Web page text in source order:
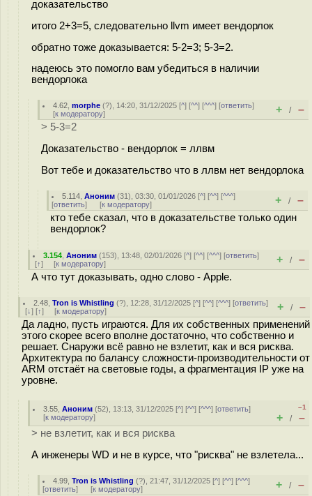
доказательство
итого 2+3=5, следовательно llvm имеет вендорлок
обратно тоже доказывается: 5-2=3; 5-3=2.
надеюсь это помогло вам убедиться в наличии
вендорлока
4.62 ,morphe (?), 14:20, 31/12/2025 [^] [^^] [^^^] [ответить]
[к модератору] + / –
> 5-3=2
Доказательство - вендорлок = ллвм
Вот тебе и доказательство что в ллвм нет вендорлока
5.114 ,Аноним (31), 03:30, 01/01/2026 [^] [^^] [^^^]
[ответить] [к модератору] + / –
кто тебе сказал, что в доказательстве только один
вендорлок?
3.154 ,Аноним (153), 13:48, 02/01/2026 [^] [^^] [^^^] [ответить]
[↑] [к модератору] + / –
А что тут доказывать, одно слово - Apple.
2.48 ,Tron is Whistling (?), 12:28, 31/12/2025 [^] [^^] [^^^] [ответить]
[↓] [↑] [к модератору] + / –
Да ладно, пусть играются. Для их собственных применений
этого скорее всего вполне достаточно, что собственно и
решает. Снаружи всё равно не взлетит, как и вся рисква.
Архитектура по балансу сложности-производительности от
ARM отстаёт на световые годы, а фрагментация IP уже на
уровне.
3.55 ,Аноним (52), 13:13, 31/12/2025 [^] [^^] [^^^] [ответить]
[к модератору]
–1
+ / –
> не взлетит, как и вся рисква
А инженеры WD и не в курсе, что "рисква" не взлетела...
4.99 ,Tron is Whistling (?), 21:47, 31/12/2025 [^] [^^] [^^^]
[ответить] [к модератору] + / –